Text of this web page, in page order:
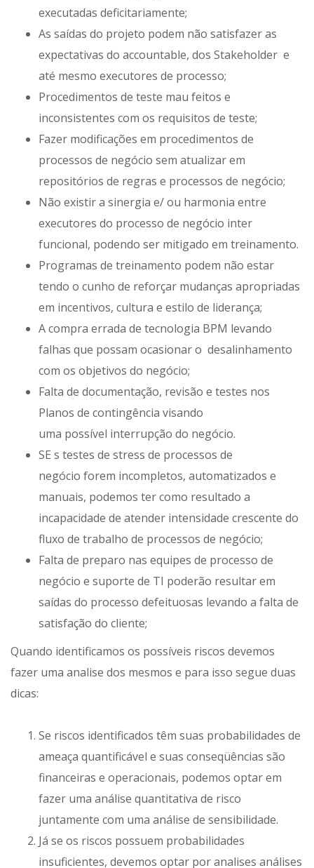
executadas deficitariamente;
As saídas do projeto podem não satisfazer as
expectativas do accountable, dos Stakeholder e
até mesmo executores de processo;
Procedimentos de teste mau feitos e
inconsistentes com os requisitos de teste;
Fazer modificações em procedimentos de
processos de negócio sem atualizar em
repositórios de regras e processos de negócio;
Não existir a sinergia e/ ou harmonia entre
executores do processo de negócio inter
funcional, podendo ser mitigado em treinamento.
Programas de treinamento podem não estar
tendo o cunho de reforçar mudanças apropriadas
em incentivos, cultura e estilo de liderança;
A compra errada de tecnologia BPM levando
falhas que possam ocasionar o desalinhamento
com os objetivos do negócio;
Falta de documentação, revisão e testes nos
Planos de contingência visando
uma possível interrupção do negócio.
SE s testes de stress de processos de
negócio forem incompletos, automatizados e
manuais, podemos ter como resultado a
incapacidade de atender intensidade crescente do
fluxo de trabalho de processos de negócio;
Falta de preparo nas equipes de processo de
negócio e suporte de TI poderão resultar em
saídas do processo defeituosas levando a falta de
satisfação do cliente;
Quando identificamos os possíveis riscos devemos
fazer uma analise dos mesmos e para isso segue duas
dicas:
Se riscos identificados têm suas probabilidades de
ameaça quantificável e suas conseqüências são
financeiras e operacionais, podemos optar em
fazer uma análise quantitativa de risco
juntamente com uma análise de sensibilidade.
Já se os riscos possuem probabilidades
insuficientes, devemos optar por analises análises